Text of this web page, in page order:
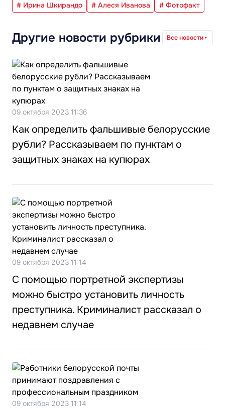
# Ирина Шкирандо
# Алеся Иванова # Фотофакт
Другие новости рубрики Все новости
09 октября 2023 11:36
Как определить фальшивые белорусские
рубли? Рассказываем по пунктам о
защитных знаках на купюрах
09 октября 2023 11:14
С помощью портретной экспертизы
можно быстро установить личность
преступника. Криминалист рассказал о
недавнем случае
09 октября 2023 11:14